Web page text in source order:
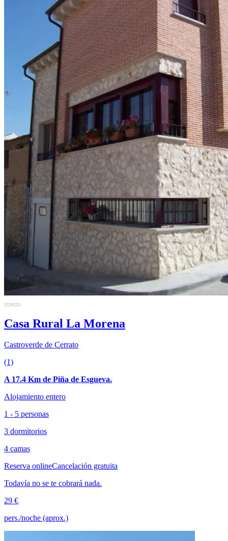
Casa Rural La Morena
Castroverde de Cerrato
(1)
A 17.4 Km de Piña de Esgueva.
Alojamiento entero
1 - 5 personas
3 dormitorios
4 camas
Reserva onlineCancelación gratuita
Todavía no se te cobrará nada.
29 €
pers./noche (aprox.)